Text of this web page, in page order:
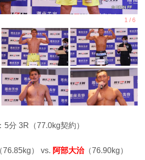
5分 3R（77.0kg契約）
76.85kg） vs. 阿部大治（76.90kg）